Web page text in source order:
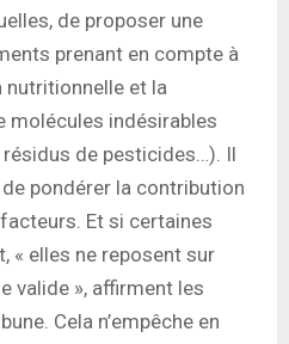
de proposer une
prenant en compte à
et la
molécules indésirables
de pesticides…). Il
pondérer la contribution
Et si certaines
« elles ne reposent sur
valide », affirment les
Cela n’empêche en